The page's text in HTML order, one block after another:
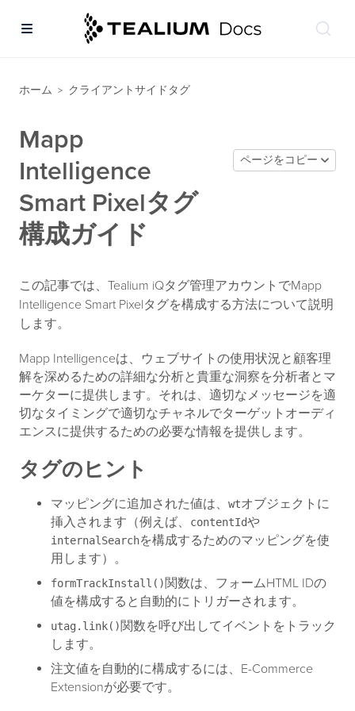
ホーム > クライアントサイドタグ
Mapp
Intelligence
Smart Pixelタグ
構成ガイド
ページをコピー
この記事では、Tealium iQタグ管理アカウントでMapp
Intelligence Smart Pixelタグを構成する方法について説明
します。
Mapp Intelligenceは、ウェブサイトの使用状況と顧客理
解を深めるための詳細な分析と貴重な洞察を分析者とマ
ーケターに提供します。それは、適切なメッセージを適
切なタイミングで適切なチャネルでターゲットオーディ
エンスに提供するための必要な情報を提供します。
タグのヒント
マッピングに追加された値は、 wtオブジェクトに
挿入されます（例えば、
contentIdや
internalSearchを構成するためのマッピングを使
用します）。
formTrackInstall()関数は、フォームHTML IDの
値を構成すると自動的にトリガーされます。
utag.link()関数を呼び出してイベントをトラック
します。
注文値を自動的に構成するには、E-Commerce
Extensionが必要です。